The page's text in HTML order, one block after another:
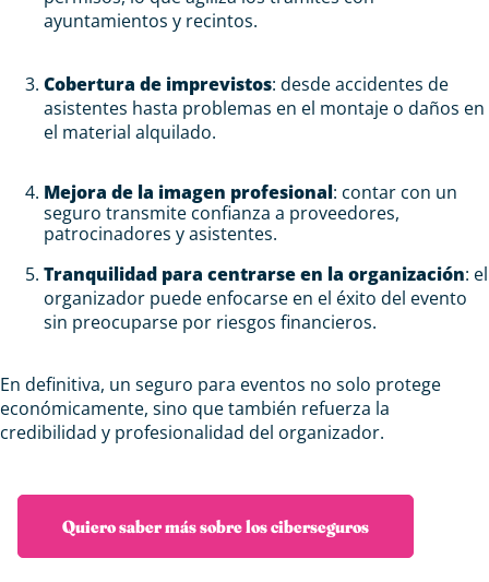
ayuntamientos y recintos.
Cobertura de imprevistos: desde accidentes de
asistentes hasta problemas en el montaje o daños en
el material alquilado.
Mejora de la imagen profesional: contar con un
seguro transmite confianza a proveedores,
patrocinadores y asistentes.
Tranquilidad para centrarse en la organización: el
organizador puede enfocarse en el éxito del evento
sin preocuparse por riesgos financieros.
En definitiva, un seguro para eventos no solo protege
económicamente, sino que también refuerza la
credibilidad y profesionalidad del organizador.
Quiero saber más sobre los ciberseguros